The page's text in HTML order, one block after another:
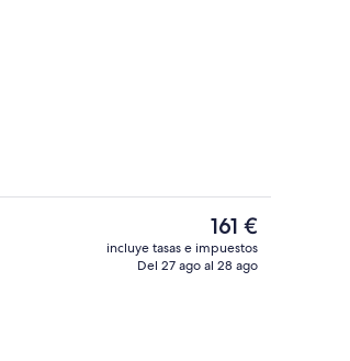
Punto de interés
El
precio
actual
161 €
incluye tasas e impuestos
Del 27 ago al 28 ago